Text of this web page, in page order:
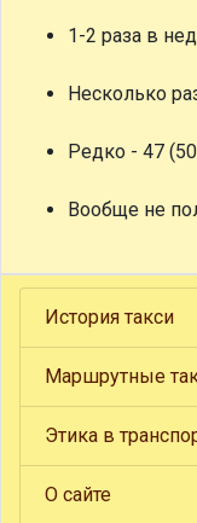
1-2 раза в
Несколько
Редко - 47
Вообще не
История такси
Маршрутные
Этика в
О сайте